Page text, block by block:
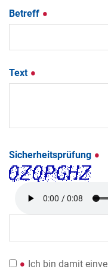
Betreff
Text
Sicherheitsprüfung
Ich bin damit